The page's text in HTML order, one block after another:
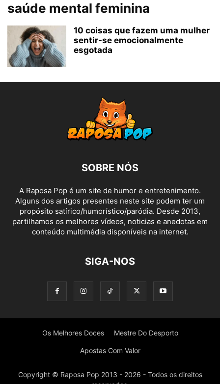
saúde mental feminina
10 coisas que fazem uma mulher
sentir-se emocionalmente
esgotada
SOBRE NÓS
A Raposa Pop é um site de humor e entretenimento.
Alguns dos artigos presentes neste site podem ter um
propósito satírico/humorístico/paródia. Desde 2013,
partilhamos os melhores vídeos, noticias e anedotas em
conteúdo multimédia disponíveis na internet.
SIGA-NOS
Os Melhores Doces Mestre Do Desporto
Apostas Com Valor
Copyright © Raposa Pop 2013 - 2026 - Todos os direitos